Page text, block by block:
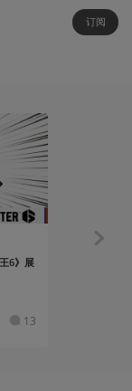
订阅
6》展
13
视觉动物